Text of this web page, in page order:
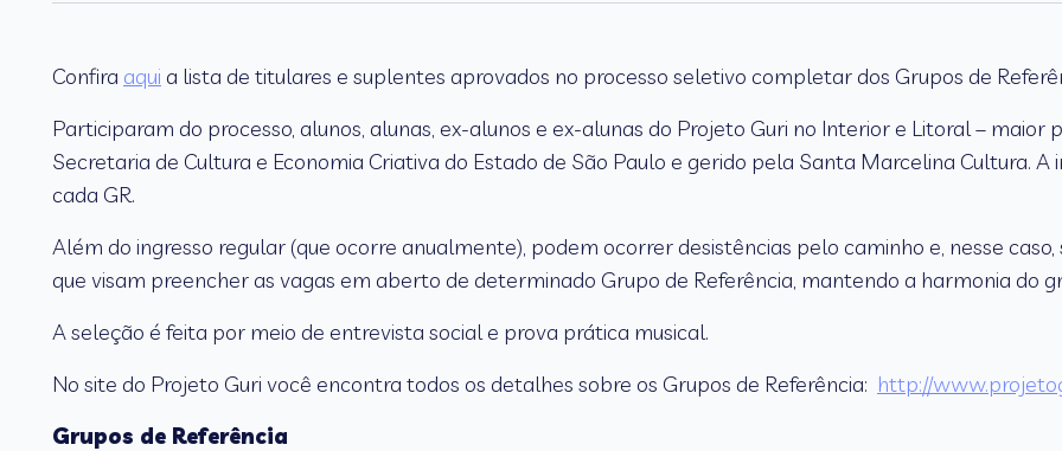
Confira aqui a lista de titulares e suplentes aprovados no processo seletivo completar dos Grupos de
Participaram do processo, alunos, alunas, ex-alunos e ex-alunas do Projeto Guri no Interior e Litoral –
Secretaria de Cultura e Economia Criativa do Estado de São Paulo e gerido pela Santa Marcelina Cultura. A
cada GR.
Além do ingresso regular (que ocorre anualmente), podem ocorrer desistências pelo caminho e, nesse
que visam preencher as vagas em aberto de determinado Grupo de Referência, mantendo a harmonia do
A seleção é feita por meio de entrevista social e prova prática musical.
No site do Projeto Guri você encontra todos os detalhes sobre os Grupos de Referência: http://
Grupos de Referência